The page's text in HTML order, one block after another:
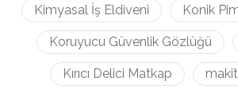
Kimyasal İş Eldiveni Konik
Koruyucu Güvenlik Gözlüğü
Kırıcı Delici Matkap